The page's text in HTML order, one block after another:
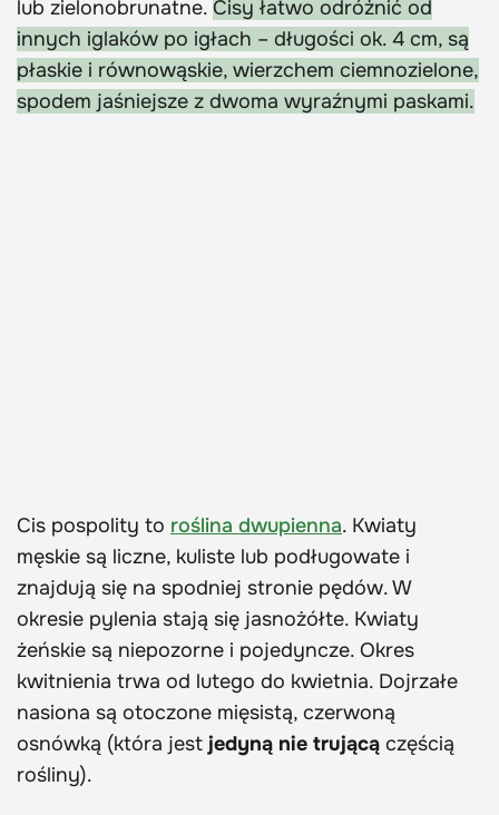
lub zielonobrunatne. Cisy łatwo odróżnić od
innych iglaków po igłach – długości ok. 4 cm, są
płaskie i równowąskie, wierzchem ciemnozielone,
spodem jaśniejsze z dwoma wyraźnymi paskami.
Cis pospolity to roślina dwupienna. Kwiaty
męskie są liczne, kuliste lub podługowate i
znajdują się na spodniej stronie pędów. W
okresie pylenia stają się jasnożółte. Kwiaty
żeńskie są niepozorne i pojedyncze. Okres
kwitnienia trwa od lutego do kwietnia. Dojrzałe
nasiona są otoczone mięsistą, czerwoną
osnówką (która jest jedyną nie trującą częścią
rośliny).